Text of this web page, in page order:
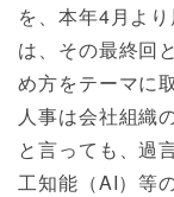
を、本年4月よ
は、その最終回
め方をテーマに
人事は会社組織
と言っても、過
工知能（AI）等